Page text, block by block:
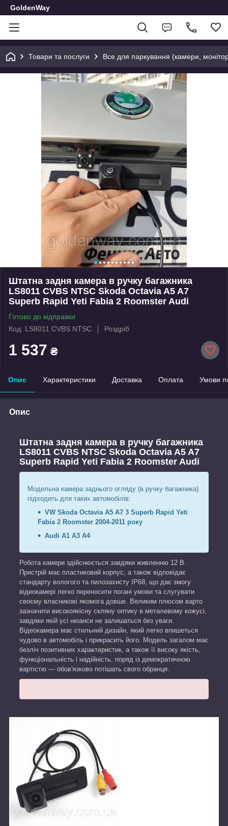
GoldenWay
Товари та послуги Все для паркування (камери,
Штатна задня камера в ручку багажника
LS8011 CVBS NTSC Skoda Octavia A5 A7
Superb Rapid Yeti Fabia 2 Roomster Audi
Готово до відправки
Код: LS8011 CVBS NTSC
Роздріб
1 537 ₴
Опис Характеристики Доставка Оплата Умови
Опис
Штатна задня камера в ручку багажника
LS8011 CVBS NTSC Skoda Octavia A5 A7
Superb Rapid Yeti Fabia 2 Roomster Audi
Модельна камера заднього огляду (в ручку багажника)
підходить для таких автомобілів:
VW Skoda Octavia A5 A7 3 Superb Rapid Yeti
Fabia 2 Roomster 2004-2011 року
Audi A1 A3 A4
Робота камери здійснюється завдяки живленню 12 В.
Пристрій має пластиковий корпус, а також відповідає
стандарту вологого та пилозахисту IP68, що дає змогу
відеокамері легко переносити погані умови та слугувати
своєму власникові якомога довше. Великим плюсом варто
зазначити високоякісну скляну оптику в металевому кожусі,
завдяки якій усі нюанси не залишаться без уваги.
Відеокамера має стильний дизайн, який легко впишеться
чудово в автомобіль і прикрасить його. Модель загалом має
безліч позитивних характеристик, а також її високу якість,
функціональність і надійність, поряд із демократичною
вартістю — обов'язково потішать свого обранця.